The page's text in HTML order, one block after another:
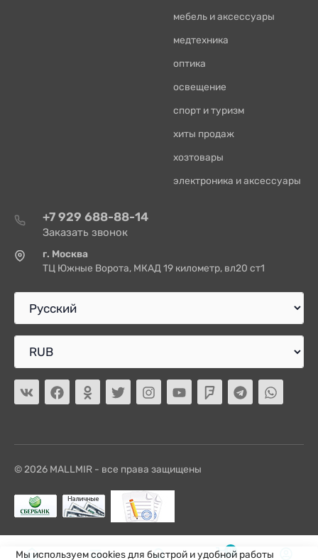
мебель и аксессуары
медтехника
оптика
освещение
спорт и туризм
хиты продаж
хозтовары
электроника и аксессуары
+7 929 688-88-14
Заказать звонок
г. Москва
ТЦ Южные Ворота, МКАД 19 километр, вл20 ст1
© 2026 MALLMIR - все права защищены
Мы используем cookies для быстрой и удобной работы
0